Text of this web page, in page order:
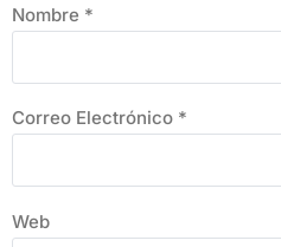
Nombre *
Correo Electrónico *
Web